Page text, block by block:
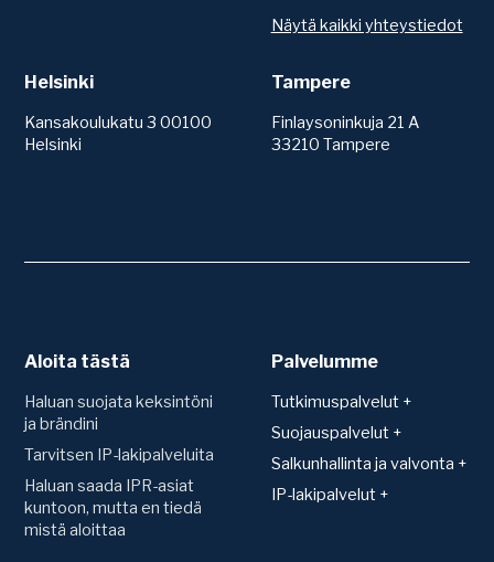
Näytä kaikki yhteystiedot
Helsinki
Kansakoulukatu 3 00100
Helsinki
Tampere
Finlaysoninkuja 21 A
33210 Tampere
Aloita tästä
Haluan suojata keksintöni
ja brändini
Tarvitsen IP-lakipalveluita
Haluan saada IPR-asiat
kuntoon, mutta en tiedä
mistä aloittaa
Palvelumme
Tutkimuspalvelut +
Patentit
Teknologiakartoitus
(FTO)
Suojauspalvelut +
Suojan hakeminen ja
Verkkotunnus (Domain)
Salkunhallinta ja valvonta +
Salkunhallinta
IP-lakipalvelut +